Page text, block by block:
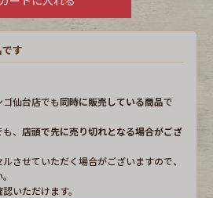
クセサリーから探す
Shoes
antique goods
す
仙台店でも同時に販売している商品で
、 店頭で先に売り切れとなる場合がござ
させていただく場合がございますので、
いただけます。